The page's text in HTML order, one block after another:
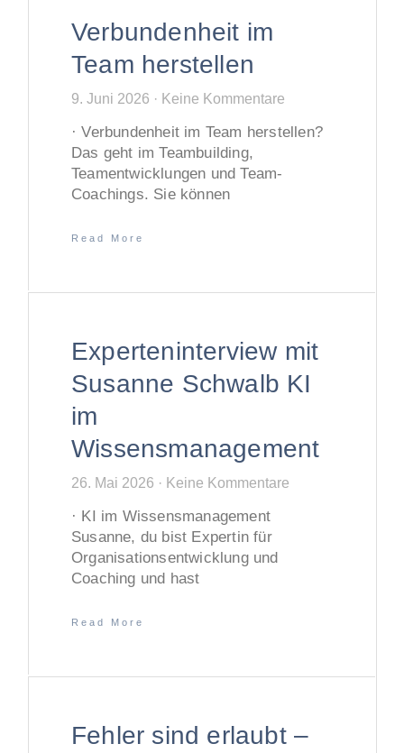
Verbundenheit im
Team herstellen
9. Juni 2026 Keine Kommentare
· Verbundenheit im Team herstellen?
Das geht im Teambuilding,
Teamentwicklungen und Team-
Coachings. Sie können
Read More
Experteninterview mit
Susanne Schwalb KI
im
Wissensmanagement
26. Mai 2026 Keine Kommentare
· KI im Wissensmanagement
Susanne, du bist Expertin für
Organisationsentwicklung und
Coaching und hast
Read More
Fehler sind erlaubt –